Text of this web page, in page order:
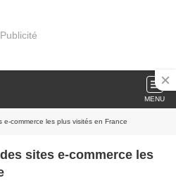
Publicité
MENU
commerce les plus visités en France
sites e-commerce les